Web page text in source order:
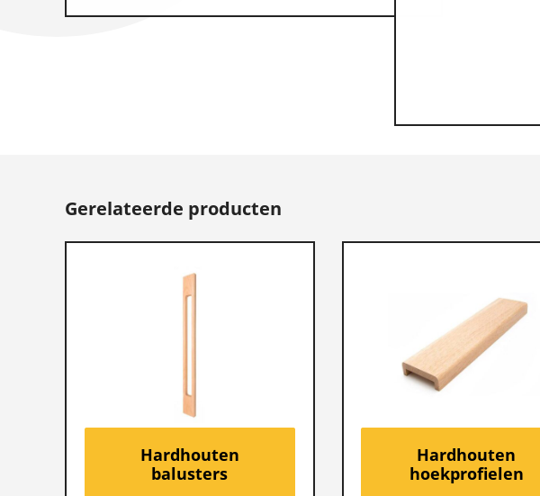
Gerelateerde producten
Hardhouten
balusters
Hardhouten
hoekprofielen